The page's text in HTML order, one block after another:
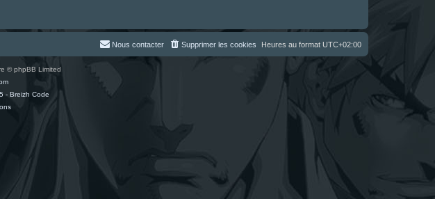
Heures au format UTC+02:00
Supprimer les cookies
Nous contacter
© phpBB Limited
- Breizh Code